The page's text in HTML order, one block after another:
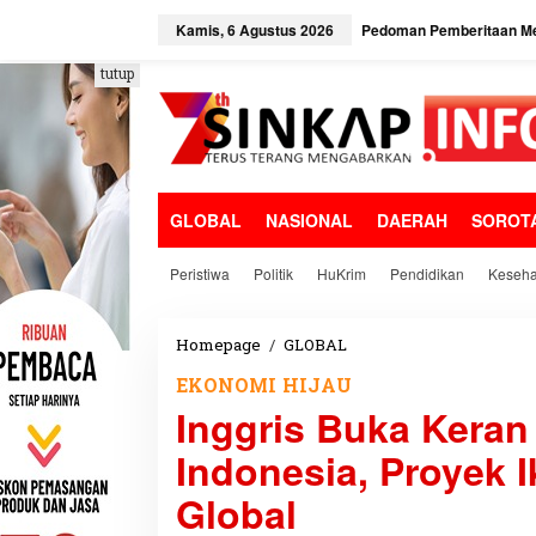
e
k
o
n
t
e
n
Kamis, 6 Agustus 2026 Pedoman Pemberitaan
GLOBAL NASIONAL DAERAH
Peristiwa Politik HuKrim Pendidikan
tutup
Homepage / GLOBAL
g
r
s
EKONOMI HIJAU
Inggris Buka
Indonesia, Proyek
Global